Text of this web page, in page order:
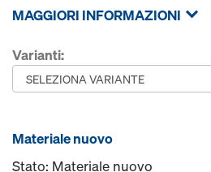
MAGGIORI INFORMAZIONI
Varianti:
Materiale nuovo
Stato: Materiale nuovo